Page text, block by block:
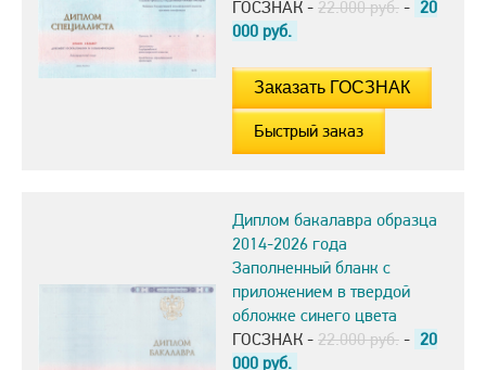
ГОСЗНАК - 22.000 руб. - 20
000 руб.
Быстрый заказ
Диплом бакалавра образца
2014-2026 года
Заполненный бланк с
приложением в твердой
обложке синего цвета
ГОСЗНАК - 22.000 руб. - 20
000 руб.